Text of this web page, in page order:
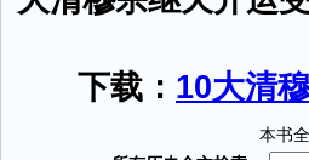
下载： 10大清
本书